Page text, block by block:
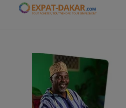
Expat-Dakar